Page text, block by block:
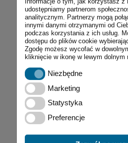
udostępniamy partnerom
analitycznym. Partnerzy mogą
innymi danymi otrzymanymi od
podczas korzystania z ich usług.
dostępu do plików cookie
Zgodę możesz wycofać w
kliknięcie w ikonę w lewym dolnym
Niezbędne
Niezbędne
MarketingMarketing
StatystykaStatystyka
Preferencje
Preferencje
profesjonalistach, jak i
Oferta COLUMBII obejmuje:
kurtki i spodnie – od
oddychających
modele chroniące
wiatrem,
zimowe,
komfort w trudnym
plecaki i akcesoria –